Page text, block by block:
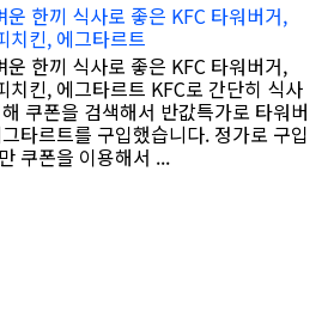
운 한끼 식사로 좋은 KFC 타워버거,
치킨, 에그타르트
운 한끼 식사로 좋은 KFC 타워버거,
치킨, 에그타르트 KFC로 간단히 식사
쿠폰을 검색해서 반값특가로 타워버
타르트를 구입했습니다. 정가로 구입
쿠폰을 이용해서 ...